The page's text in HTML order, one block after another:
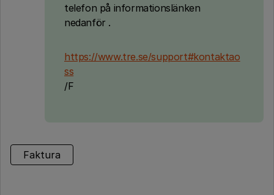
telefon på informationslänken
nedanför .
https://www.tre.se/support#kontaktao
ss
/F
Faktura